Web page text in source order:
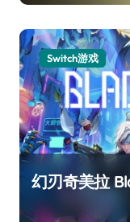
Switch游戏
幻刃奇美拉